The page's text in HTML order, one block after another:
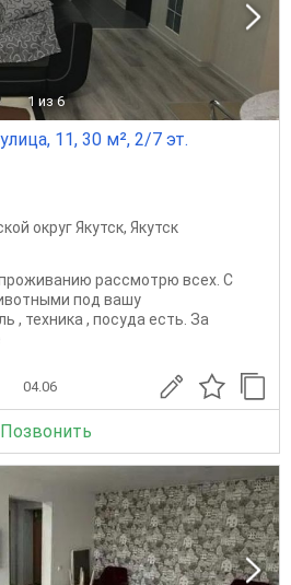
1 из 6
11, 30 м², 2/7 эт.
округ Якутск, Якутск
рассмотрю всех. С
под вашу
, техника , посуда есть. За
04.06
Позвонить